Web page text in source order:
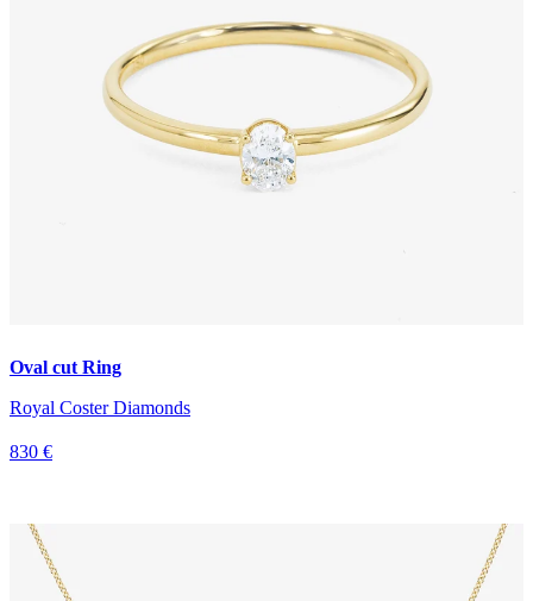
Oval cut Ring
Royal Coster Diamonds
830 €